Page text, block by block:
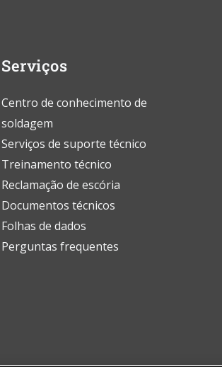
Serviços
Centro de conhecimento de
soldagem
Serviços de suporte técnico
Treinamento técnico
Reclamação de escória
Documentos técnicos
Folhas de dados
Perguntas frequentes